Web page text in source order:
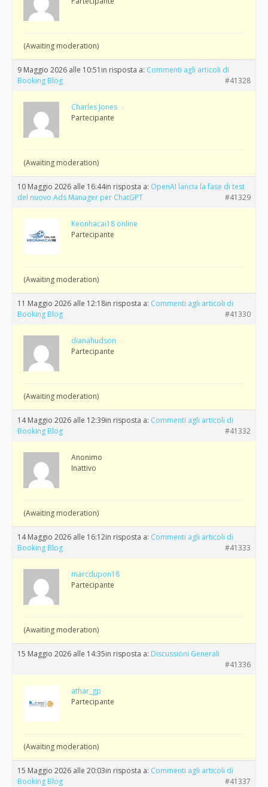
(Awaiting moderation)
9 Maggio 2026 alle 10:51 in risposta a: Commenti agli articoli di
Booking Blog
#41328
Charles Jones
Partecipante
(Awaiting moderation)
10 Maggio 2026 alle 16:44in risposta a: OpenAI lancia la fase di test
del nuovo Ads Manager per ChatGPT
#41329
Keonhacai18 online
Partecipante
(Awaiting moderation)
11 Maggio 2026 alle 12:18in risposta a: Commenti agli articoli di
Booking Blog
#41330
dianahudson
Partecipante
(Awaiting moderation)
14 Maggio 2026 alle 12:39in risposta a: Commenti agli articoli di
Booking Blog
#41332
Anonimo
Inattivo
(Awaiting moderation)
14 Maggio 2026 alle 16:12in risposta a: Commenti agli articoli di
Booking Blog
#41333
marcdupon18
Partecipante
(Awaiting moderation)
15 Maggio 2026 alle 14:35in risposta a: Discussioni Generali
#41336
athar_gp
Partecipante
(Awaiting moderation)
15 Maggio 2026 alle 20:03in risposta a: Commenti agli articoli di
Booking Blog
#41337